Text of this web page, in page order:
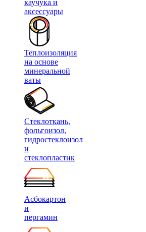
каучука и
аксессуары
Теплоизоляция
на основе
минеральной
ваты
Стеклоткань,
фольгоизол,
гидростеклоизол
и
стеклопластик
Асбокартон
и
пергамин